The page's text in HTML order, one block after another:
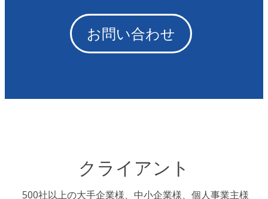
お問い合わせ
クライアント
500社以上の大手企業様、中小企業様、個人事業主様